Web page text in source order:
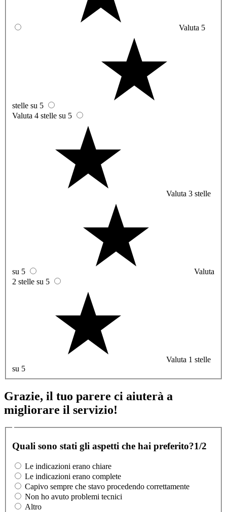
Valuta 5
stelle su 5
Valuta 4 stelle su 5
Valuta 3 stelle
su 5
Valuta
2 stelle su 5
Valuta 1 stelle
su 5
Grazie, il tuo parere ci aiuterà a
migliorare il servizio!
Quali sono stati gli aspetti che hai preferito?1/2
Le indicazioni erano chiare
Le indicazioni erano complete
Capivo sempre che stavo procedendo correttamente
Non ho avuto problemi tecnici
Altro